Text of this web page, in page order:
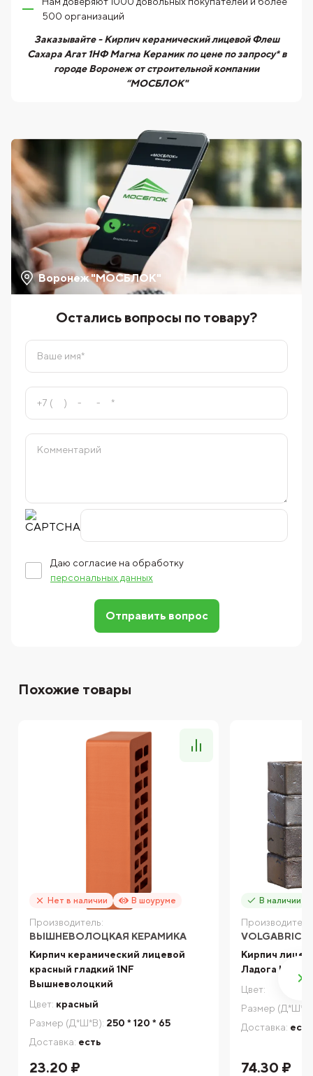
500 организаций
Заказывайте - Кирпич керамический лицевой Флеш
Сахара Агат 1НФ Магма Керамик по цене по запросу* в
городе Воронеж от строительной компании
“МОСБЛОК"
Воронеж "МОСБЛОК"
Остались вопросы по товару?
Даю согласие на обработку
персональных данных
Отправить вопрос
Похожие товары
Нет в наличии В шоуруме
Производитель:
ВЫШНЕВОЛОЦКАЯ КЕРАМИКА
Кирпич керамический лицевой
красный гладкий 1NF
Вышневолоцкий
Цвет: красный
Размер (Д*Ш*В): 250 * 120 * 65
Доставка: есть
23.20 ₽
В наличии
VOLGABRICK
Кирпич
Ладога
Цвет:
Размер
Доставка: есть
74.30 ₽